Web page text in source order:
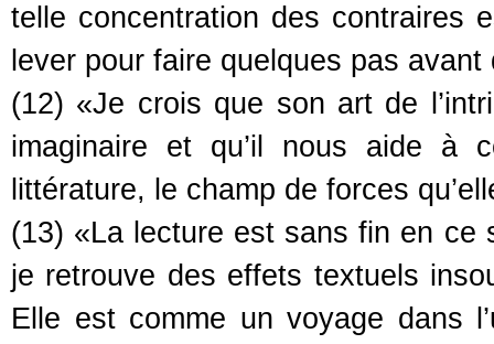
telle concentration des contraires
lever pour faire quelques pas
(12) «Je crois que son art de
imaginaire et qu’il nous aide à
littérature, le champ de forces
(13) «La lecture est sans fin en ce
je retrouve des effets textuels
Elle est comme un voyage dans